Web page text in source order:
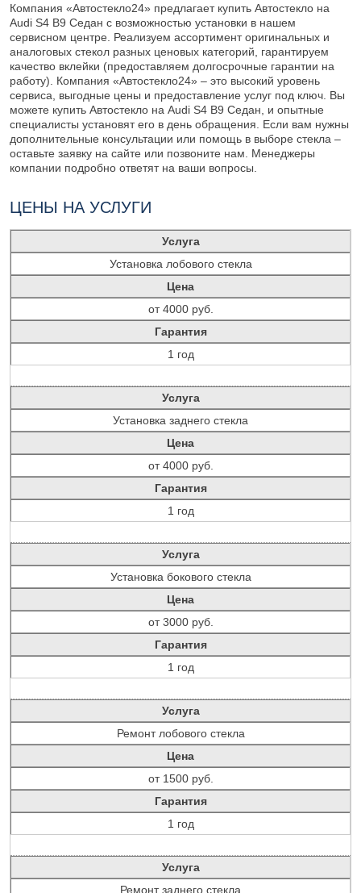
Компания «Автостекло24» предлагает купить Автостекло на
Audi S4 B9 Седан с возможностью установки в нашем
сервисном центре. Реализуем ассортимент оригинальных и
аналоговых стекол разных ценовых категорий, гарантируем
качество вклейки (предоставляем долгосрочные гарантии на
работу). Компания «Автостекло24» – это высокий уровень
сервиса, выгодные цены и предоставление услуг под ключ. Вы
можете купить Автостекло на Audi S4 B9 Седан, и опытные
специалисты установят его в день обращения. Если вам нужны
дополнительные консультации или помощь в выборе стекла –
оставьте заявку на сайте или позвоните нам. Менеджеры
компании подробно ответят на ваши вопросы.
ЦЕНЫ НА УСЛУГИ
Услуга
Установка лобового стекла
Цена
от 4000 руб.
Гарантия
1 год
Услуга
Установка заднего стекла
Цена
от 4000 руб.
Гарантия
1 год
Услуга
Установка бокового стекла
Цена
от 3000 руб.
Гарантия
1 год
Услуга
Ремонт лобового стекла
Цена
от 1500 руб.
Гарантия
1 год
Услуга
Ремонт заднего стекла